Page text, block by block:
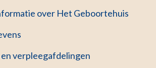
over Het Geboortehuis
verpleegafdelingen